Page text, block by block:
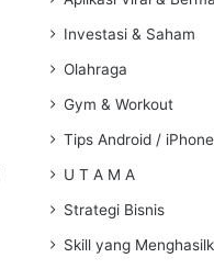
Investasi & Saham
Olahraga
Gym & Workout
Tips Android / iPhone
U T A M A
Strategi Bisnis
Skill yang